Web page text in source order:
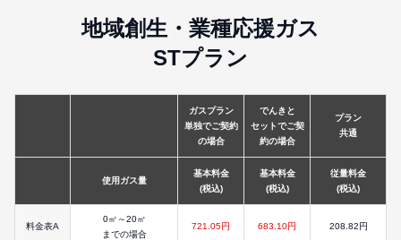
地域創生・業種応援ガス
STプラン
ガスプラン
単独でご契約
の場合
でんきと
セットでご契
約の場合
プラン
共通
使用ガス量
基本料金
(税込)
基本料金
(税込)
従量料金
(税込)
料金表A
0㎥～20㎥
までの場合
721.05円 683.10円 208.82円